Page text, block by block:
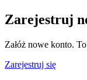
Zarejestruj
Załóż nowe konto.
Zarejestruj się